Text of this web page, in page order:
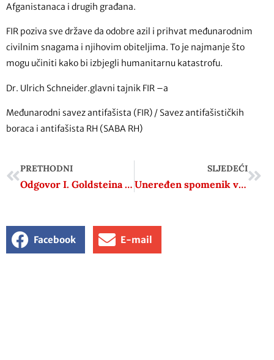
Afganistanaca i drugih građana.
FIR poziva sve države da odobre azil i prihvat međunarodnim
civilnim snagama i njihovim obiteljima. To je najmanje što
mogu učiniti kako bi izbjegli humanitarnu katastrofu.
Dr. Ulrich Schneider.glavni tajnik FIR –a
Međunarodni savez antifašista (FIR) / Savez antifašističkih
boraca i antifašista RH (SABA RH)
PRETHODNI
Odgovor I. Goldsteina D. Goldmanu
SLJEDEĆI
Uneređen spomenik veljunskim žrtvama
Facebook E-mail